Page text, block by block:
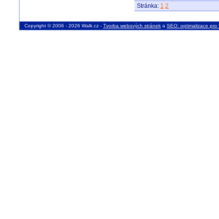
Stránka: 1 2
Copyright © 2006 - 2026 Walk.cz - Tvorba webových stránek a SEO: optimalizace pro